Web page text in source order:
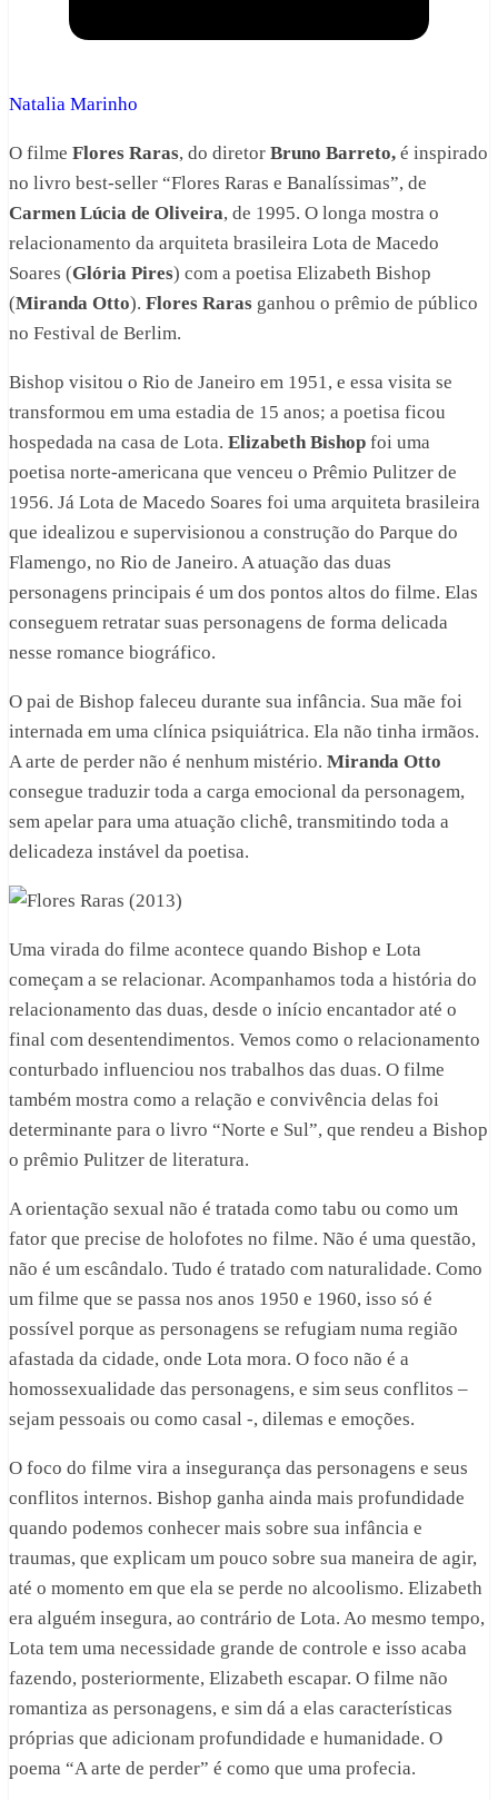
Natalia Marinho
O filme Flores Raras, do diretor Bruno Barreto, é inspirado
no livro best-seller “Flores Raras e Banalíssimas”, de
Carmen Lúcia de Oliveira, de 1995. O longa mostra o
relacionamento da arquiteta brasileira Lota de Macedo
Soares (Glória Pires) com a poetisa Elizabeth Bishop
(Miranda Otto). Flores Raras ganhou o prêmio de público
no Festival de Berlim.
Bishop visitou o Rio de Janeiro em 1951, e essa visita se
transformou em uma estadia de 15 anos; a poetisa ficou
hospedada na casa de Lota. Elizabeth Bishop foi uma
poetisa norte-americana que venceu o Prêmio Pulitzer de
1956. Já Lota de Macedo Soares foi uma arquiteta brasileira
que idealizou e supervisionou a construção do Parque do
Flamengo, no Rio de Janeiro. A atuação das duas
personagens principais é um dos pontos altos do filme. Elas
conseguem retratar suas personagens de forma delicada
nesse romance biográfico.
O pai de Bishop faleceu durante sua infância. Sua mãe foi
internada em uma clínica psiquiátrica. Ela não tinha irmãos.
A arte de perder não é nenhum mistério. Miranda Otto
consegue traduzir toda a carga emocional da personagem,
sem apelar para uma atuação clichê, transmitindo toda a
delicadeza instável da poetisa.
Uma virada do filme acontece quando Bishop e Lota
começam a se relacionar. Acompanhamos toda a história do
relacionamento das duas, desde o início encantador até o
final com desentendimentos. Vemos como o relacionamento
conturbado influenciou nos trabalhos das duas. O filme
também mostra como a relação e convivência delas foi
determinante para o livro “Norte e Sul”, que rendeu a Bishop
o prêmio Pulitzer de literatura.
A orientação sexual não é tratada como tabu ou como um
fator que precise de holofotes no filme. Não é uma questão,
não é um escândalo. Tudo é tratado com naturalidade. Como
um filme que se passa nos anos 1950 e 1960, isso só é
possível porque as personagens se refugiam numa região
afastada da cidade, onde Lota mora. O foco não é a
homossexualidade das personagens, e sim seus conflitos –
sejam pessoais ou como casal -, dilemas e emoções.
O foco do filme vira a insegurança das personagens e seus
conflitos internos. Bishop ganha ainda mais profundidade
quando podemos conhecer mais sobre sua infância e
traumas, que explicam um pouco sobre sua maneira de agir,
até o momento em que ela se perde no alcoolismo. Elizabeth
era alguém insegura, ao contrário de Lota. Ao mesmo tempo,
Lota tem uma necessidade grande de controle e isso acaba
fazendo, posteriormente, Elizabeth escapar. O filme não
romantiza as personagens, e sim dá a elas características
próprias que adicionam profundidade e humanidade. O
poema “A arte de perder” é como que uma profecia.